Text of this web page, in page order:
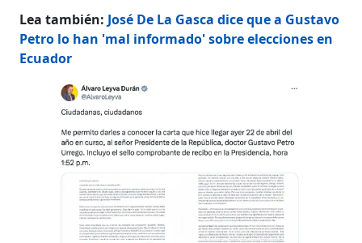
Lea también: José De La Gasca dice que a Gustavo
Petro lo han 'mal informado' sobre elecciones en
Ecuador